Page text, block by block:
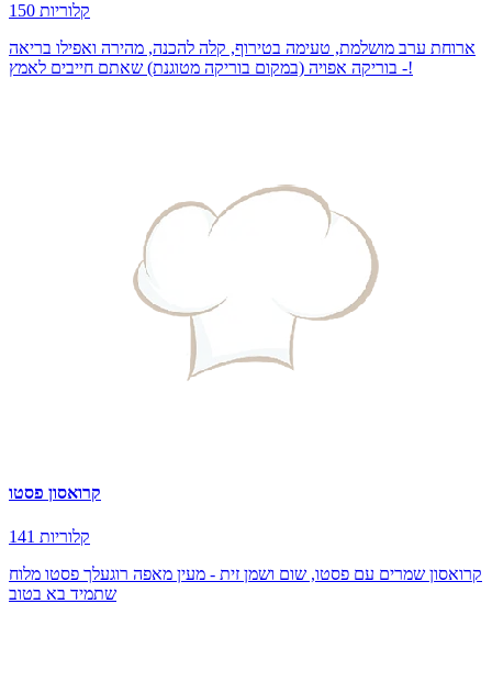
150 קלוריות
ארוחת ערב מושלמת, טעימה בטירוף, קלה להכנה, מהירה ואפילו בריאה
- בוריקה אפויה (במקום בוריקה מטוגנת) שאתם חייבים לאמץ!
קרואסון פסטו
141 קלוריות
קרואסון שמרים עם פסטו, שום ושמן זית - מעין מאפה רוגעלך פסטו מלוח
שתמיד בא בטוב